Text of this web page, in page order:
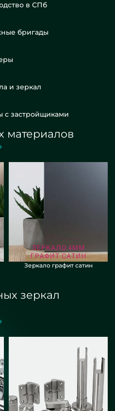
в СПб
бригады
и зеркал
с застройщиками
материалов
Зеркало графит сатин
зеркал